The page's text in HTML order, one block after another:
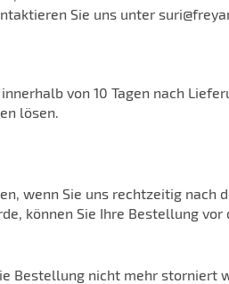
Sie uns unter
von 10 Tagen nach
lösen.
wenn Sie uns rechtzeitig nach
können Sie Ihre Bestellung
Bestellung nicht mehr storniert